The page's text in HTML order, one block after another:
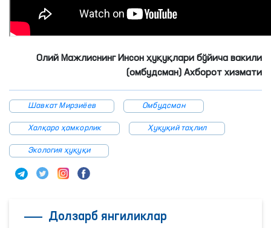
Олий Мажлиснинг Инсон ҳуқуқлари бўйича вакили
(омбудсман) Ахборот хизмати
Шавкат Мирзиёев Омбудсман
Халқаро ҳамкорлик Ҳуқуқий таҳлил
Экология ҳуқуқи
Долзарб янгиликлар